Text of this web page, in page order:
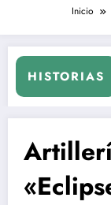
Inicio
HISTORIAS